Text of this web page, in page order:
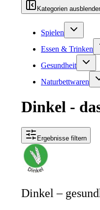
Kategorien
Spielen
Essen & Trinken
Gesundheit
Naturbettwaren
Dinkel -
Ergebnisse filtern
Dinkel –